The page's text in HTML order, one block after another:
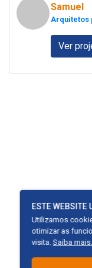
Samuel
Arquitetos
Ver
ESTE WEBSITE
Utilizamos
otimizar as
visita.Saiba mais.